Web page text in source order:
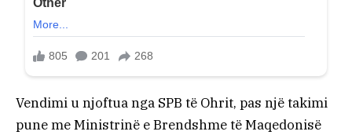
Vendimi u njoftua nga SPB të Ohrit, pas një takimi
pune me Ministrinë e Brendshme të Maqedonisë